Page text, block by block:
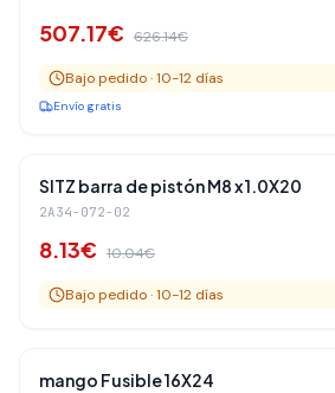
507.17€ 626.14€
Bajo pedido · 10-12 días
Envío gratis
-19%
SITZ barra de pistón M8 x 1.0X20
2A34-072-02
8.13€ 10.04€
Bajo pedido · 10-12 días
mango Fusible 16X24